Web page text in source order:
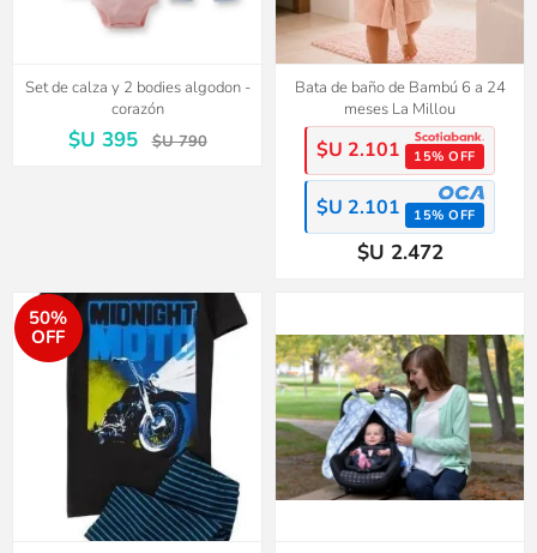
Set de calza y 2 bodies algodon -
corazón
$U 395 $U 790
Bata de baño de Bambú 6 a 24
meses La Millou
$U 2.101 15% OFF
$U 2.101 15% OFF
$U 2.472
50%
OFF